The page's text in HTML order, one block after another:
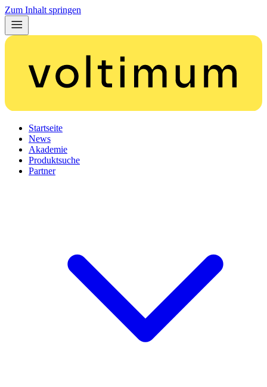
Zum Inhalt springen
Startseite
News
Akademie
Produktsuche
Partner